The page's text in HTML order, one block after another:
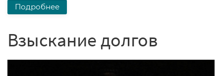
Подробнее
Взыскание долгов